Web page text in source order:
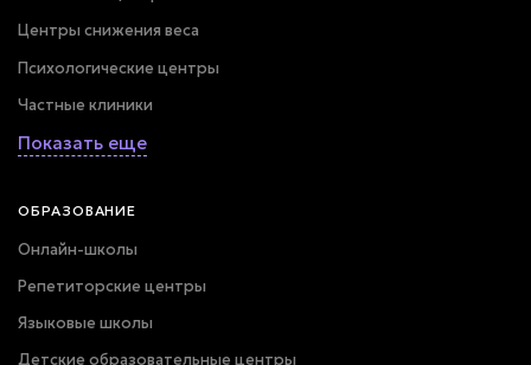
Центры снижения веса
Психологические центры
Частные клиники
Показать еще
ОБРАЗОВАНИЕ
Онлайн-школы
Репетиторские центры
Языковые школы
Детские образовательные центры